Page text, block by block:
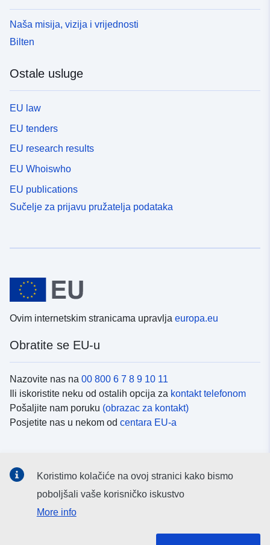
Naša misija, vizija i vrijednosti
Bilten
Ostale usluge
EU law
EU tenders
EU research results
EU Whoiswho
EU publications
Sučelje za prijavu pružatelja podataka
Ovim internetskim stranicama upravlja europa.eu
Obratite se EU-u
Nazovite nas na 00 800 6 7 8 9 10 11
Ili iskoristite neku od ostalih opcija za kontakt telefonom
Pošaljite nam poruku (obrazac za kontakt)
Posjetite nas u nekom od centara EU-a
Potražite kanale EU-a nadruštvenim mrežama
Koristimo kolačiće na ovoj stranici kako bismo
poboljšali vaše korisničko iskustvo
More info